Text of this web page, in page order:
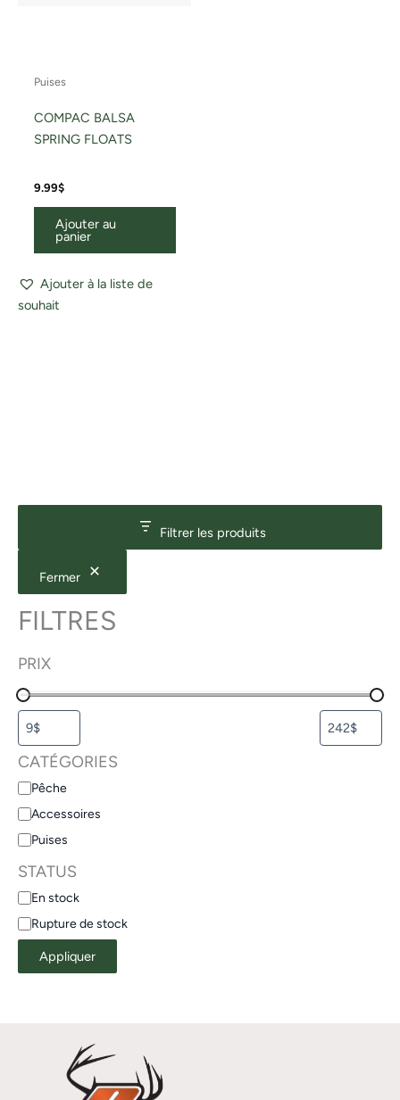
Filtrer les produits
Fermer
FILTRES
PRIX
CATÉGORIES
Pêche
Accessoires
Puises
STATUS
En stock
Rupture de stock
Appliquer
Puises
COMPAC BALSA
SPRING FLOATS
9.99$
Ajouter au
panier
Ajouter à la liste de
souhait